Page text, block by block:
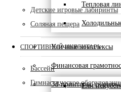
Тепловая
Уличные комплексы
Финансовая
3d-принтеры,
Ели
Детские игровые лабиринты
Соляная пещера
СПОРТИВНЫЙ ИНВЕНТАРЬ
Бассейн
Гимнастическое